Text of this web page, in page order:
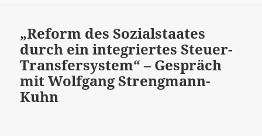
„Reform des Sozialstaates
durch ein integriertes Steuer-
Transfersystem“ – Gespräch
mit Wolfgang Strengmann-
Kuhn